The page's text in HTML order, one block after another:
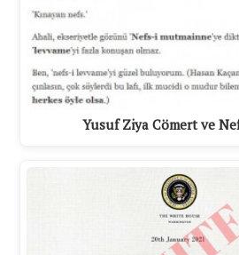
Yusuf Ziya Cömert ve